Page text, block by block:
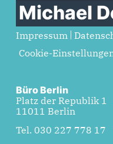
Michael
Impressum
Cookie-
Büro Berlin
Platz der Republik 1
11011 Berlin
Tel. 030 227 778 17